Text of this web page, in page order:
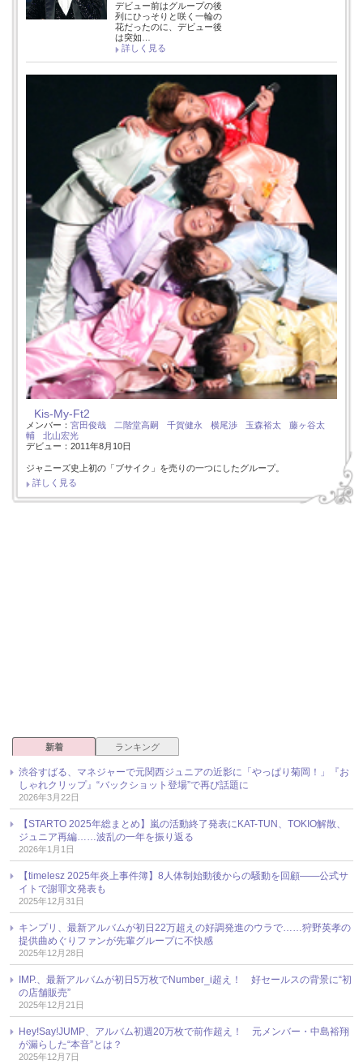
デビュー前はグループの後
列にひっそりと咲く一輪の
花だったのに、デビュー後
は突如…
詳しく見る
Kis-My-Ft2
メンバー： 宮田俊哉 二階堂高嗣 千賀健永 横尾渉 玉森裕太
藤ヶ谷太
輔
北山宏光
デビュー：2011年8月10日
ジャニーズ史上初の「ブサイク」を売りの一つにしたグループ。
詳しく見る
新着 ランキング
渋谷すばる、マネジャーで元関西ジュニアの近影に「やっぱり菊岡！」『お
しゃれクリップ』“バックショット登場”で再び話題に
2026年3月22日
【STARTO 2025年総まとめ】嵐の活動終了発表にKAT-TUN、TOKIO解散、
ジュニア再編……波乱の一年を振り返る
2026年1月1日
【timelesz 2025年炎上事件簿】8人体制始動後からの騒動を回顧――公式サ
イトで謝罪文発表も
2025年12月31日
キンプリ、最新アルバムが初日22万超えの好調発進のウラで……狩野英孝の
提供曲めぐりファンが先輩グループに不快感
2025年12月28日
IMP.、最新アルバムが初日5万枚でNumber_i超え！ 好セールスの背景に“初
の店舗販売”
2025年12月21日
Hey!Say!JUMP、アルバム初週20万枚で前作超え！ 元メンバー・中島裕翔
が漏らした“本音”とは？
2025年12月7日